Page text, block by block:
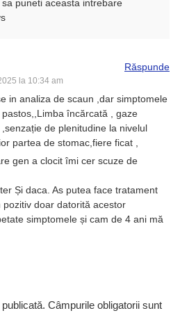
puneti aceasta intrebare
la 10:34 am
Răspunde
in analiza de scaun ,dar simptomele
încărcată , gaze
de plenitudine la nivelul
partea de stomac,fiere ficat ,
gen a clocit îmi cer scuze de
Și daca. As putea face tratament
pozitiv doar datorită acestor
simptomele și cam de 4 ani mă
Câmpurile obligatorii sunt